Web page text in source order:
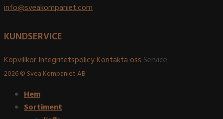
info@sveakompaniet.com
KUNDSERVICE
KöpvillkorIntegritetspolicyKontakta ossService
2026 © Svea Kompaniet AB
Hem
Sortiment